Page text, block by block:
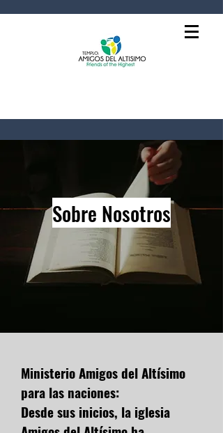
Sobre Nosotros
Ministerio Amigos del Altísimo
para las naciones:
Desde sus inicios, la iglesia